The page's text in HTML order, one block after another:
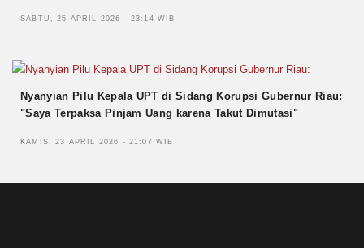
SABTU, 25 APRIL 2026 - 23:14 WIB
Nyanyian Pilu Kepala UPT di Sidang Korupsi Gubernur Riau:
"Saya Terpaksa Pinjam Uang karena Takut Dimutasi"
KAMIS, 23 APRIL 2026 - 21:07 WIB